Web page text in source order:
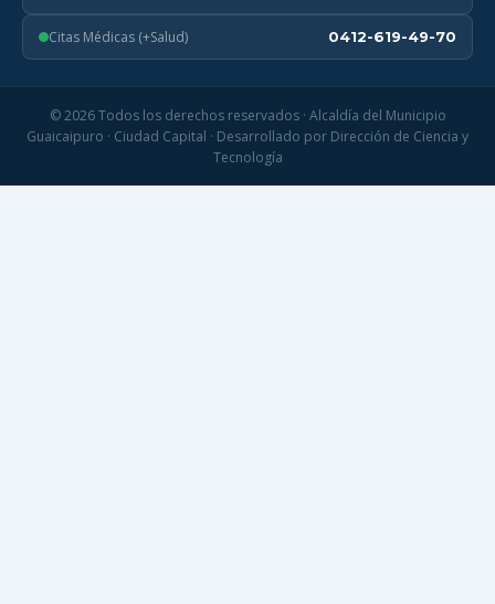
Citas Médicas (+Salud) 0412-619-49-70
© 2026 Todos los derechos reservados · Alcaldía del Municipio
Guaicaipuro · Ciudad Capital · Desarrollado por Dirección de Ciencia y
Tecnología